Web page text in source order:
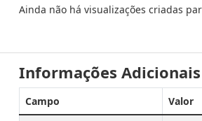
Ainda não há visualizações criadas
Informações Adicionais
Campo Valor